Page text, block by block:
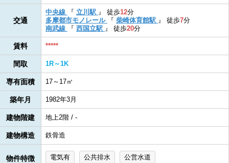
交通
中央線 『 立川駅 』 徒歩12分
多摩都市モノレール
『 柴崎体育館駅 』 徒歩7分
南武線
『 西国立駅 』 徒歩20分
賃料 *****
間取 1R～1K
専有面積 17～17㎡
築年月 1982年3月
建物階建 地上2階 / -
建物構造 鉄骨造
物件特徴 電気有 公共排水 公営水道